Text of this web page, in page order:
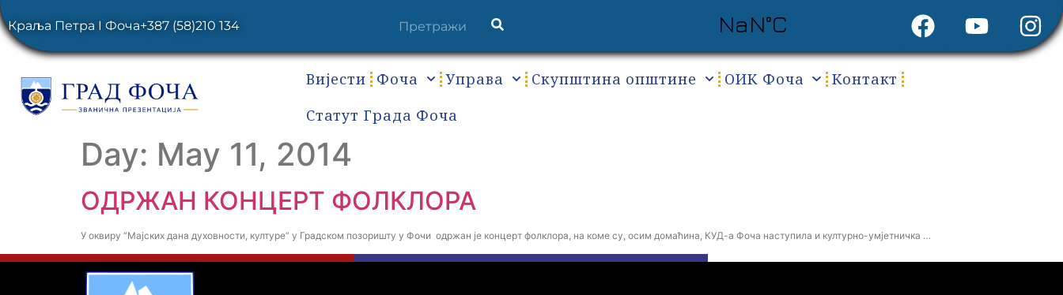
Краља Петра I Фоча+387 (58)210 134
Вијести Фоча Управа Скупштина општине ОИК Фоча
Контакт
Статут Града Фоча
Day: May 11, 2014
ОДРЖАН КОНЦЕРТ ФОЛКЛОРА
У оквиру “Мајских дана духовности, културе” у Градском позоришту у Фочи одржан је концерт фолклора, на коме су, осим домаћина, КУД-а Фоча наступила и културно-умјетничка …